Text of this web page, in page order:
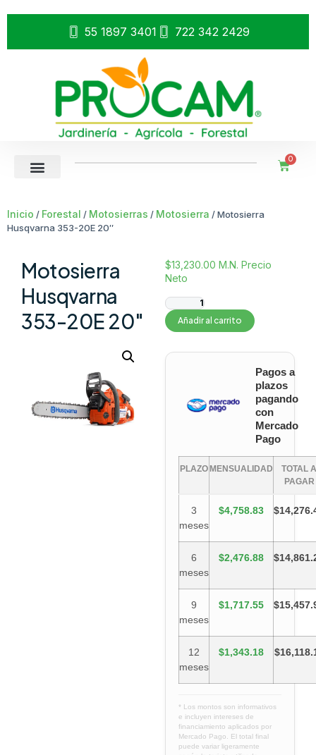
55 1897 3401 722 342 2429
0
Inicio / Forestal / Motosierras / Motosierra / Motosierra
Husqvarna 353-20E 20″
Motosierra
Husqvarna
353-20E 20″
$13,230.00 M.N. Precio
Neto
Añadir al carrito
Pagos a
plazos
pagando
con
Mercado
Pago
PLAZO MENSUALIDAD
TOTAL A
PAGAR
3
meses
$4,758.83
6
meses
$2,476.88
9
meses
$1,717.55
12
meses
$1,343.18
* Los montos son informativos
e incluyen intereses de
financiamiento aplicados por
Mercado Pago. El total final
puede variar ligeramente